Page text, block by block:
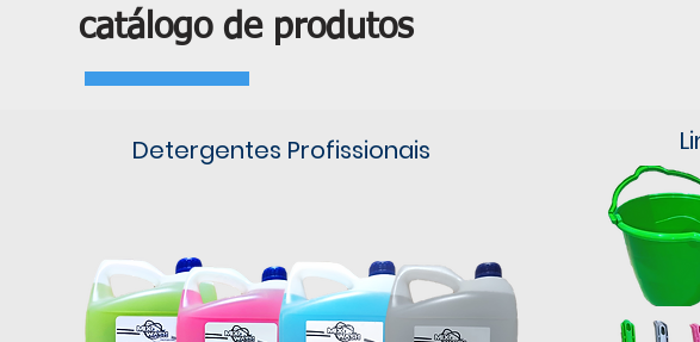
catálogo de produtos
Detergentes Profissionais